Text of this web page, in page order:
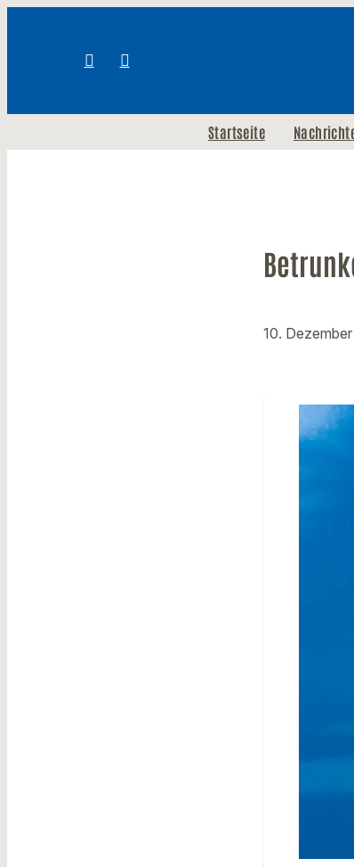
Startseite
10.